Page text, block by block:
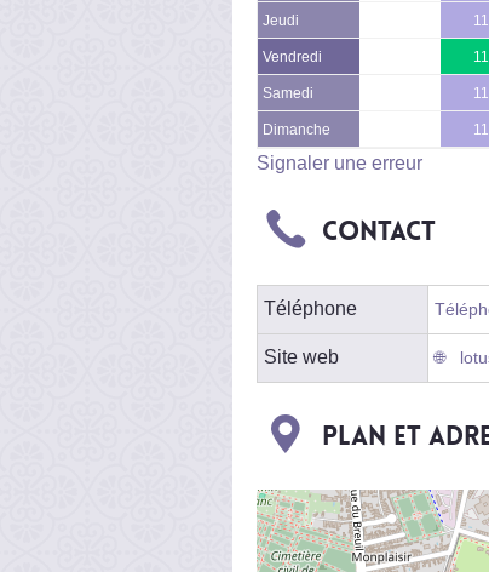
Jeudi
Vendredi
Samedi
Dimanche
Signaler une erreur
Contact
Téléphone
Site web
Plan et